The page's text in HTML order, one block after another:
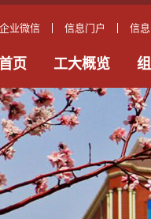
企业微信 信息门户 信
首页 工大概览